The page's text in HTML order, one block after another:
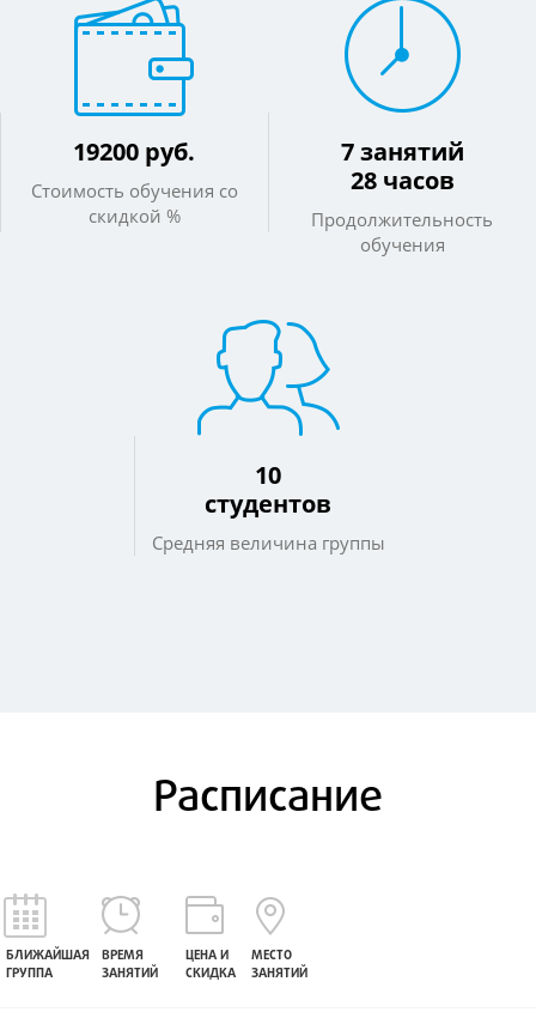
19200 руб.
Стоимость обучения со
скидкой %
7 занятий
28 часов
Продолжительность
обучения
10
студентов
Средняя величина группы
Расписание
БЛИЖАЙШАЯ
ГРУППА
ВРЕМЯ
ЗАНЯТИЙ
ЦЕНА И
СКИДКА
МЕСТО
ЗАНЯТИЙ